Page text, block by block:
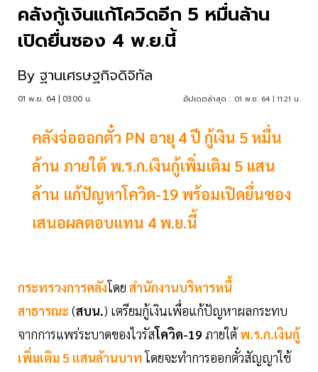
คลังกู้เงินแก้โควิดอีก 5 หมื่นล้าน
เปิดยื่นซอง 4 พ.ย.นี้
By ฐานเศรษฐกิจดิจิทัล
01 พ.ย. 64 | 03:00 น. อัปเดตล่าสุด : 01 พ.ย. 64 | 11:21 น.
คลังจ่อออกตั๋ว PN อายุ 4 ปี กู้เงิน 5 หมื่น
ล้าน ภายใต้ พ.ร.ก.เงินกู้เพิ่มเติม 5 แสน
ล้าน แก้ปัญหาโควิด-19 พร้อมเปิดยื่นซอง
เสนอผลตอบแทน 4 พ.ย.นี้
กระทรวงการคลังโดย สำนักงานบริหารหนี้
สาธารณะ (สบน.) เตรียมกู้เงินเพื่อแก้ปัญหาผลกระทบ
จากการแพร่ระบาดของไวรัสโควิด-19 ภายใต้พ.ร.ก.เงินกู้
เพิ่มเติม 5 แสนล้านบาทโดยจะทำการออกตั๋วสัญญาใช้